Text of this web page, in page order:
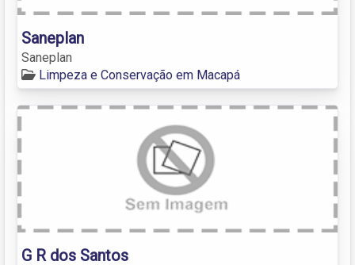
Saneplan
Saneplan
Limpeza e Conservação em Macapá
G R dos Santos